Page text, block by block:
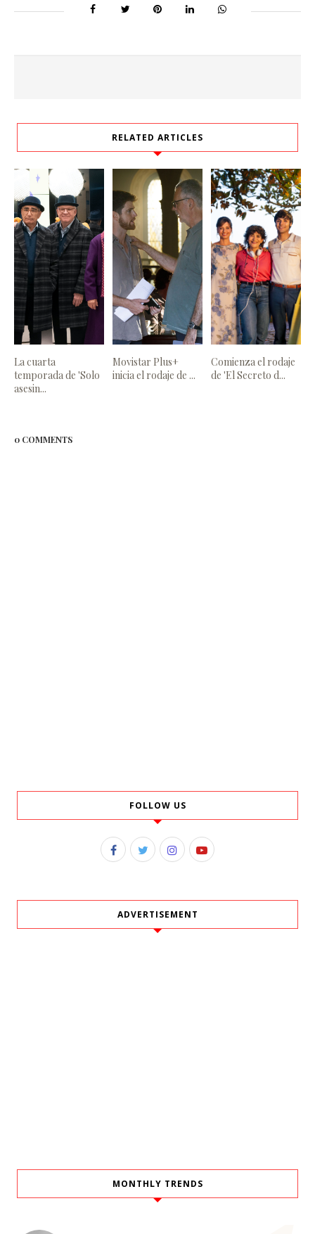
RELATED ARTICLES
La cuarta
temporada de 'Solo
asesin...
Movistar Plus+
inicia el rodaje de ...
Comienza el rodaje
de 'El Secreto d...
0 COMMENTS
FOLLOW US
ADVERTISEMENT
MONTHLY TRENDS